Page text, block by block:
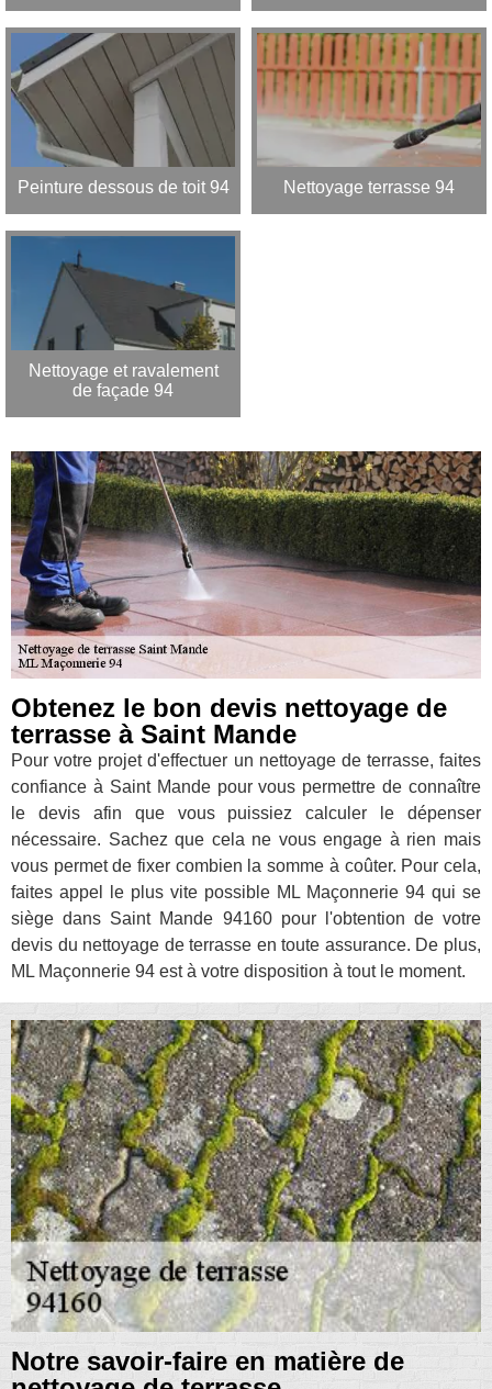
Peinture dessous de toit 94 Nettoyage terrasse 94
Nettoyage et ravalement
de façade 94
Obtenez le bon devis nettoyage de
terrasse à Saint Mande
Pour votre projet d'effectuer un nettoyage de terrasse, faites
confiance à Saint Mande pour vous permettre de connaître
le devis afin que vous puissiez calculer le dépenser
nécessaire. Sachez que cela ne vous engage à rien mais
vous permet de fixer combien la somme à coûter. Pour cela,
faites appel le plus vite possible ML Maçonnerie 94 qui se
siège dans Saint Mande 94160 pour l'obtention de votre
devis du nettoyage de terrasse en toute assurance. De plus,
ML Maçonnerie 94 est à votre disposition à tout le moment.
Notre savoir-faire en matière de